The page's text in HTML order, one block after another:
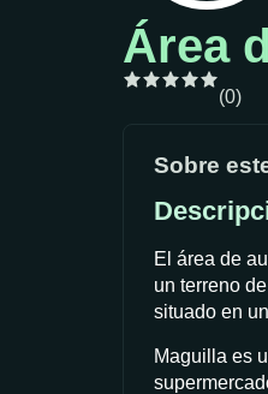
Área
(0)
Sobre
El área de
un terreno
situado en
Maguilla es